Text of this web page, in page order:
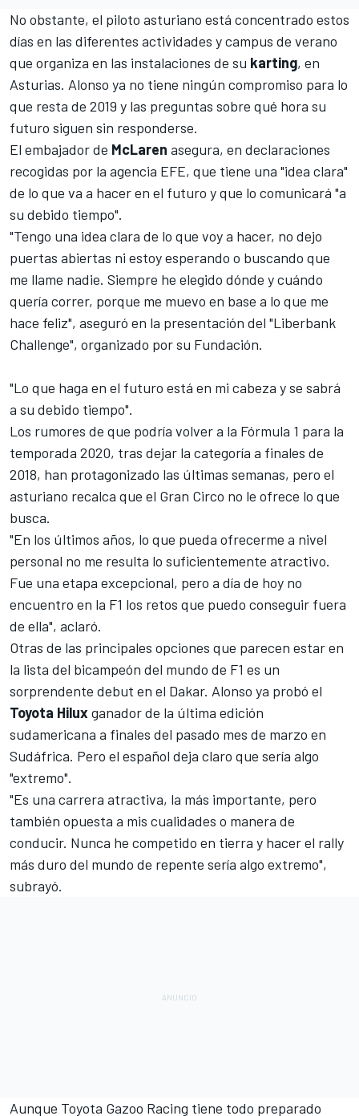
No obstante, el piloto asturiano está concentrado estos
días en las diferentes actividades y campus de verano
que organiza en las instalaciones de su karting, en
Asturias. Alonso ya no tiene ningún compromiso para lo
que resta de 2019 y las preguntas sobre qué hora su
futuro siguen sin responderse.
El embajador de McLaren asegura, en declaraciones
recogidas por la agencia EFE, que tiene una "idea clara"
de lo que va a hacer en el futuro y que lo comunicará "a
su debido tiempo".
"Tengo una idea clara de lo que voy a hacer, no dejo
puertas abiertas ni estoy esperando o buscando que
me llame nadie. Siempre he elegido dónde y cuándo
quería correr, porque me muevo en base a lo que me
hace feliz", aseguró en la presentación del "Liberbank
Challenge", organizado por su Fundación.
"Lo que haga en el futuro está en mi cabeza y se sabrá
a su debido tiempo".
Los rumores de que podría volver a la Fórmula 1 para la
temporada 2020, tras dejar la categoría a finales de
2018, han protagonizado las últimas semanas, pero el
asturiano recalca que el Gran Circo no le ofrece lo que
busca.
"En los últimos años, lo que pueda ofrecerme a nivel
personal no me resulta lo suficientemente atractivo.
Fue una etapa excepcional, pero a día de hoy no
encuentro en la F1 los retos que puedo conseguir fuera
de ella", aclaró.
Otras de las principales opciones que parecen estar en
la lista del bicampeón del mundo de F1 es un
sorprendente debut en el Dakar. Alonso ya probó el
Toyota Hiluxganador de la última edición
sudamericana a finales del pasado mes de marzo en
Sudáfrica. Pero el español deja claro que sería algo
"extremo".
"Es una carrera atractiva, la más importante, pero
también opuesta a mis cualidades o manera de
conducir. Nunca he competido en tierra y hacer el rally
más duro del mundo de repente sería algo extremo",
subrayó.
Aunque Toyota Gazoo Racing tiene todo preparado